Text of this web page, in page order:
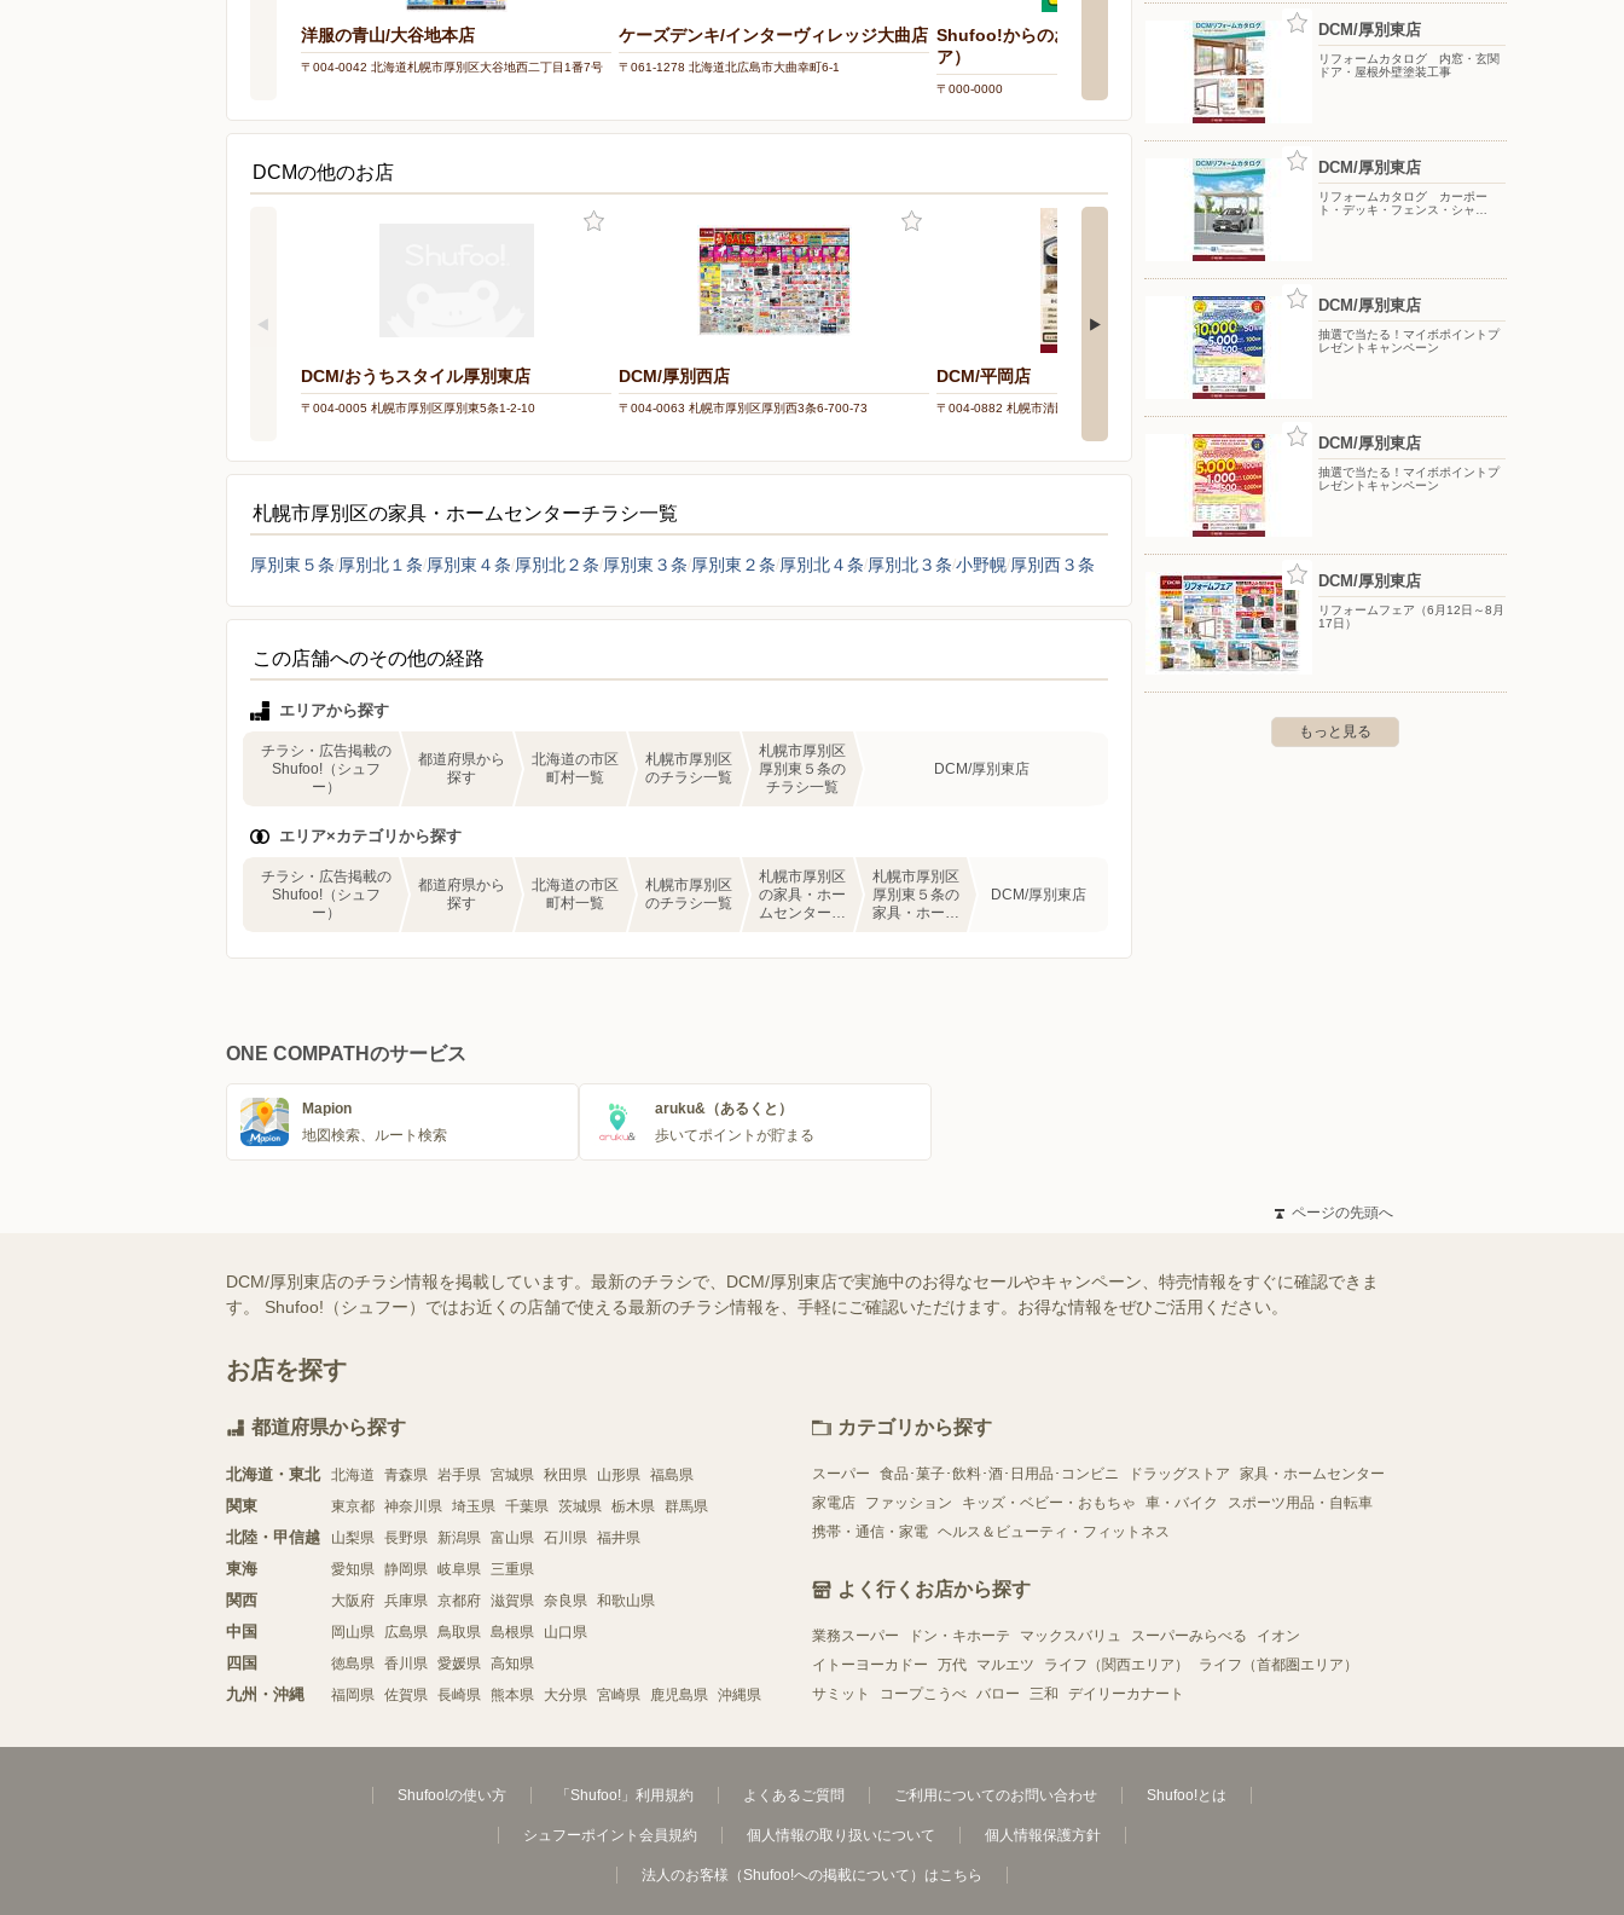
洋服の青山/大谷地本店
〒004-0042 北海道札幌市厚別区大谷地西二丁目1番7号
ケーズデンキ/インターヴィレッジ大曲店
〒061-1278 北海道北広島市大曲幸町6-1
Shufoo!からのお知らせ（北海道エリ
ア）
〒000-0000
ケーズデンキ/厚別店
〒004-0005 北海道札幌市厚別区厚別東5条8-7-1
DCMの他のお店
DCM/おうちスタイル厚別東店
〒004-0005 札幌市厚別区厚別東5条1-2-10
DCM/厚別西店
〒004-0063 札幌市厚別区厚別西3条6-700-73
DCM/平岡店
〒004-0882 札幌市清田区平岡公園東3-1-1
DCM/北野通店
札幌市厚別区の家具・ホームセンターチラシ一覧
厚別東５条 厚別北１条 厚別東４条 厚別北２条 厚別東３条 厚別東２条 厚別北４条 厚別北３条 小野幌 厚別西３条
この店舗へのその他の経路
エリアから探す
チラシ・広告掲載の
Shufoo!（シュフ
ー）
都道府県から
探す
北海道の市区
町村一覧
札幌市厚別区
のチラシ一覧
札幌市厚別区
厚別東５条の
チラシ一覧
DCM/厚別東店
エリア×カテゴリから探す
チラシ・広告掲載の
Shufoo!（シュフ
ー）
都道府県から
探す
北海道の市区
町村一覧
札幌市厚別区
のチラシ一覧
札幌市厚別区
の家具・ホー
ムセンターの
札幌市厚別区
厚別東５条の
家具・ホーム
DCM/厚別東店
DCM/厚別東店
リフォームカタログ 内窓・玄関
ドア・屋根外壁塗装工事
DCM/厚別東店
リフォームカタログ カーポー
ト・デッキ・フェンス・シャ…
DCM/厚別東店
抽選で当たる！マイボポイントプ
レゼントキャンペーン
DCM/厚別東店
抽選で当たる！マイボポイントプ
レゼントキャンペーン
DCM/厚別東店
リフォームフェア（6月12日～8月
17日）
もっと見る
ONE COMPATHのサービス
Mapion
地図検索、ルート検索
aruku&（あるくと）
歩いてポイントが貯まる
ページの先頭へ
DCM/厚別東店のチラシ情報を掲載しています。最新のチラシで、DCM/厚別東店で実施中のお得なセールやキャンペーン、特売情報をすぐに確認できま
す。 Shufoo!（シュフー）ではお近くの店舗で使える最新のチラシ情報を、手軽にご確認いただけます。お得な情報をぜひご活用ください。
お店を探す
都道府県から探す
北海道・東北 北海道 青森県 岩手県 宮城県 秋田県 山形県 福島県
関東 東京都 神奈川県 埼玉県 千葉県 茨城県 栃木県 群馬県
北陸・甲信越 山梨県 長野県 新潟県 富山県 石川県 福井県
東海 愛知県 静岡県 岐阜県 三重県
関西 大阪府 兵庫県 京都府 滋賀県 奈良県 和歌山県
中国 岡山県 広島県 鳥取県 島根県 山口県
四国 徳島県 香川県 愛媛県 高知県
九州・沖縄 福岡県 佐賀県 長崎県 熊本県 大分県 宮崎県 鹿児島県 沖縄県
カテゴリから探す
スーパー 食品･菓子･飲料･酒･日用品･コンビニ ドラッグストア
家具・ホームセンター
家電店
ファッション キッズ・ベビー・おもちゃ 車・バイク
スポーツ用品・自転車
携帯・通信・家電 ヘルス＆ビューティ・フィットネス
よく行くお店から探す
業務スーパー ドン・キホーテ マックスバリュ スーパーみらべる
イオン
イトーヨーカドー
万代 マルエツ ライフ（関西エリア）
ライフ（首都圏エリア）
サミット
コープこうべ バロー 三和 デイリーカナート
Shufoo!の使い方 「Shufoo!」利用規約 よくあるご質問 ご利用についてのお問い合わせ Shufoo!とは
シュフーポイント会員規約 個人情報の取り扱いについて 個人情報保護方針
法人のお客様（Shufoo!への掲載について）はこちら